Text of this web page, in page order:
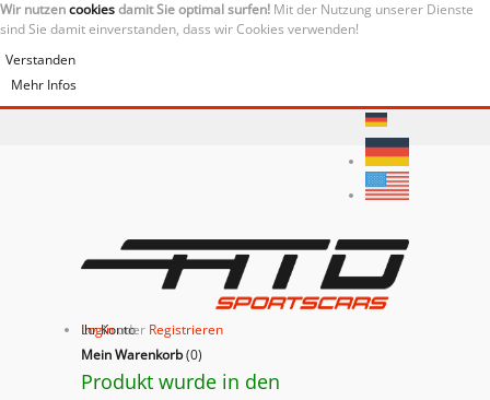
Wir nutzencookiesdamit Sie optimal surfen! Mit der Nutzung unserer Dienste
sind Sie damit einverstanden, dass wir Cookies verwenden!
Verstanden
Mehr Infos
Ihr Konto
Loginoder Registrieren
Mein Warenkorb(0)
Produkt wurde in den